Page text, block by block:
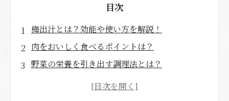
目次
梅出汁とは？効能や使い方を解説！
肉をおいしく食べるポイントは？
野菜の栄養を引き出す調理法とは？
梅出汁と野菜の相性は抜群！おすすめレシピを